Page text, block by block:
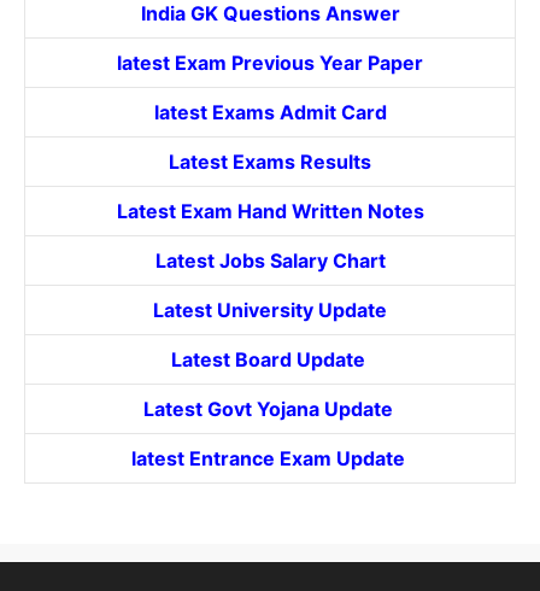
India GK Questions Answer
latest Exam Previous Year Paper
latest Exams Admit Card
Latest Exams Results
Latest Exam Hand Written Notes
Latest Jobs Salary Chart
Latest University Update
Latest Board Update
Latest Govt YojanaUpdate
latest Entrance Exam Update